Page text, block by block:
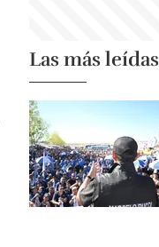
Las más leídas